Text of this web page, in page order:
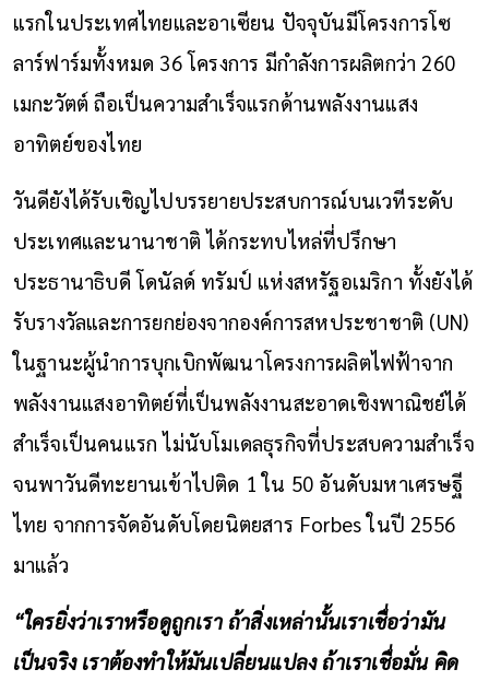
แรกในประเทศไทยและอาเซียน ปัจจุบันมีโครงการโซ
ลาร์ฟาร์มทั้งหมด 36 โครงการ มีกำลังการผลิตกว่า 260
เมกะวัตต์ ถือเป็นความสำเร็จแรกด้านพลังงานแสง
อาทิตย์ของไทย
วันดียังได้รับเชิญไปบรรยายประสบการณ์บนเวทีระดับ
ประเทศและนานาชาติ ได้กระทบไหล่ที่ปรึกษา
ประธานาธิบดี โดนัลด์ ทรัมป์ แห่งสหรัฐอเมริกา ทั้งยังได้
รับรางวัลและการยกย่องจากองค์การสหประชาชาติ (UN)
ในฐานะผู้นำการบุกเบิกพัฒนาโครงการผลิตไฟฟ้าจาก
พลังงานแสงอาทิตย์ที่เป็นพลังงานสะอาดเชิงพาณิชย์ได้
สำเร็จเป็นคนแรก ไม่นับโมเดลธุรกิจที่ประสบความสำเร็จ
จนพาวันดีทะยานเข้าไปติด 1 ใน 50 อันดับมหาเศรษฐี
ไทย จากการจัดอันดับโดยนิตยสาร Forbes ในปี 2556
มาแล้ว
“ใครยิ่งว่าเราหรือดูถูกเรา ถ้าสิ่งเหล่านั้นเราเชื่อว่ามัน
เป็นจริง เราต้องทำให้มันเปลี่ยนแปลง ถ้าเราเชื่อมั่น คิด